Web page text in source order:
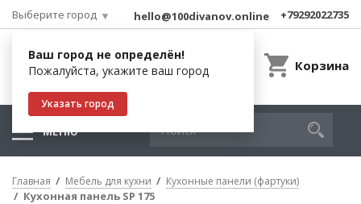
Выберите город
Ваш город не определён!
Пожалуйста, укажите ваш город
Указать город
hello@100divanov.online +79292022735
Корзина
МЕНЮ
Главная Мебель для кухни Кухонные панели (фартуки)
Кухонная панель SP 175